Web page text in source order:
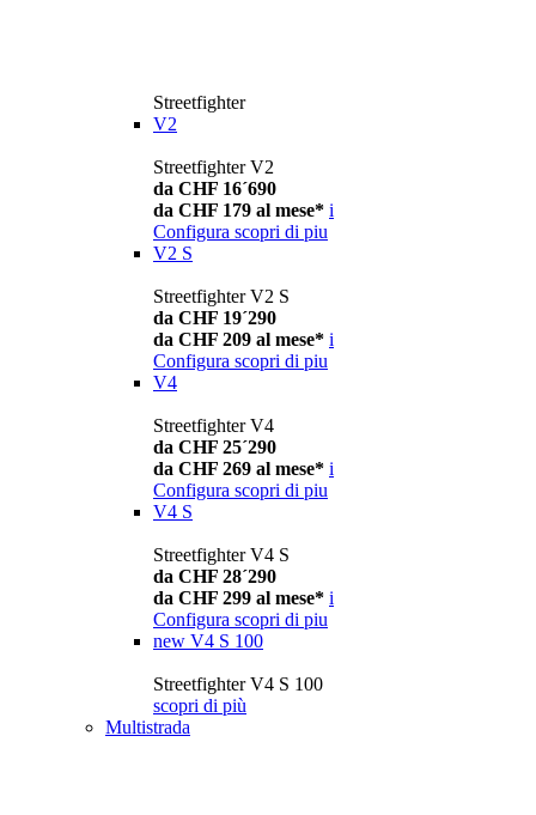
Streetfighter
V2
Streetfighter V2
da CHF 16´690
da CHF 179 al mese* i
Configura scopri di piu
V2 S
Streetfighter V2 S
da CHF 19´290
da CHF 209 al mese* i
Configura scopri di piu
V4
Streetfighter V4
da CHF 25´290
da CHF 269 al mese* i
Configura scopri di piu
V4 S
Streetfighter V4 S
da CHF 28´290
da CHF 299 al mese* i
Configura scopri di piu
new V4 S 100
Streetfighter V4 S 100
scopri di più
Multistrada